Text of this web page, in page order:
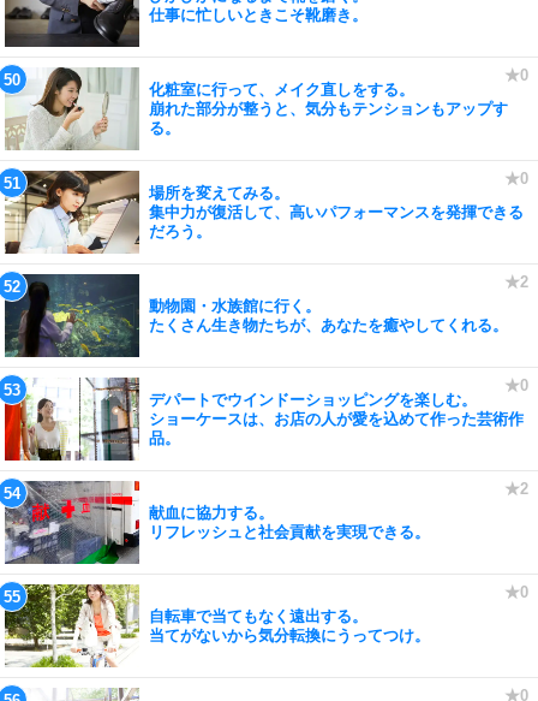
仕事に忙しいときこそ靴磨き。
化粧室に行って、メイク直しをする。
崩れた部分が整うと、気分もテンションもアップす
る。
場所を変えてみる。
集中力が復活して、高いパフォーマンスを発揮できる
だろう。
動物園・水族館に行く。
たくさん生き物たちが、あなたを癒やしてくれる。
デパートでウインドーショッピングを楽しむ。
ショーケースは、お店の人が愛を込めて作った芸術作
品。
献血に協力する。
リフレッシュと社会貢献を実現できる。
自転車で当てもなく遠出する。
当てがないから気分転換にうってつけ。